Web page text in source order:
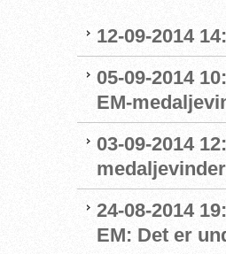
12-09-2014
05-09-2014
EM-
03-09-2014
24-08-2014
EM: Det er